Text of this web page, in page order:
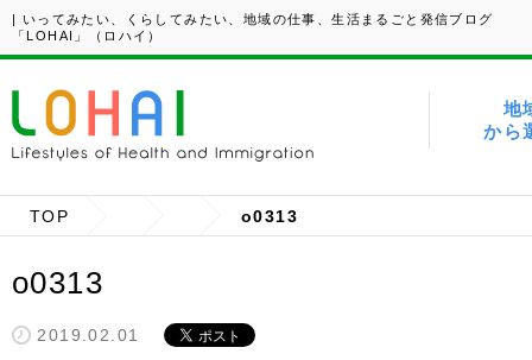
| いってみたい、くらしてみたい、地域の仕事、生活まるごと発信ブログ
「LOHAI」（ロハイ）
地
から
TOP o0313
o0313
2019.02.01